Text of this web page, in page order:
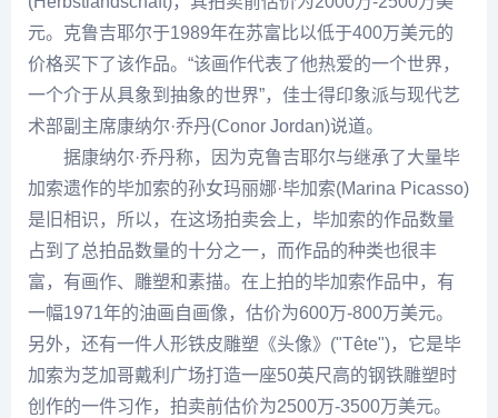
元。克鲁吉耶尔于1989年在苏富比以低于400万美元的
价格买下了该作品。“该画作代表了他热爱的一个世界，
一个介于从具象到抽象的世界”，佳士得印象派与现代艺
术部副主席康纳尔·乔丹(Conor Jordan)说道。
据康纳尔·乔丹称，因为克鲁吉耶尔与继承了大量毕
加索遗作的毕加索的孙女玛丽娜·毕加索(Marina Picasso)
是旧相识，所以，在这场拍卖会上，毕加索的作品数量
占到了总拍品数量的十分之一，而作品的种类也很丰
富，有画作、雕塑和素描。在上拍的毕加索作品中，有
一幅1971年的油画自画像，估价为600万-800万美元。
另外，还有一件人形铁皮雕塑《头像》("Tête")，它是毕
加索为芝加哥戴利广场打造一座50英尺高的钢铁雕塑时
创作的一件习作，拍卖前估价为2500万-3500万美元。